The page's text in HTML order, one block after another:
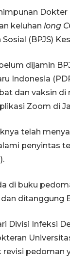
keluhan long
(BPJS)
dijamin
Indonesia
dan vaksin di
Zoom di
telah
penyintas
di buku
ditanggung
Divisi Infeksi
pedoman